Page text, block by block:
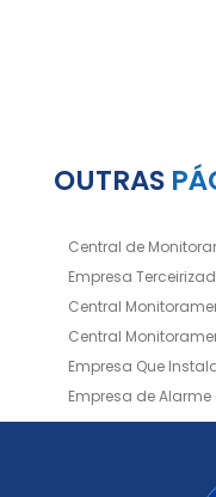
OUTRAS
Central de
Empresa
Central
Central
Empresa Que
Empresa de
Empresa de
Empresa de